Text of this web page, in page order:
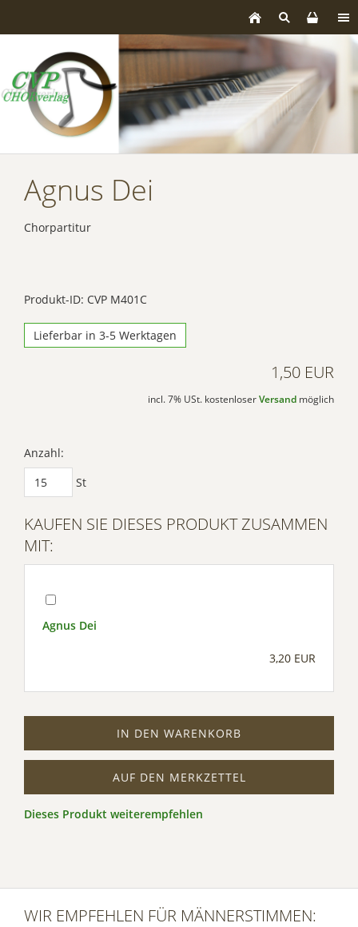
Agnus Dei
Chorpartitur
Produkt-ID: CVP M401C
Lieferbar in 3-5 Werktagen
1,50 EUR
incl. 7% USt. kostenloser Versand möglich
Anzahl:
St
KAUFEN SIE DIESES PRODUKT ZUSAMMEN
MIT:
Agnus Dei
3,20 EUR
IN DEN WARENKORB
AUF DEN MERKZETTEL
Dieses Produkt weiterempfehlen
WIR EMPFEHLEN FÜR MÄNNERSTIMMEN: